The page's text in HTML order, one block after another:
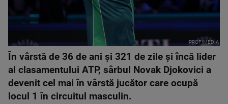
PROFIMEDIA
În vârstă de 36 de ani şi 321 de zile şi încă lider
al clasamentului ATP, sârbul Novak Djokovici a
devenit cel mai în vârstă jucător care ocupă
locul 1 în circuitul masculin.